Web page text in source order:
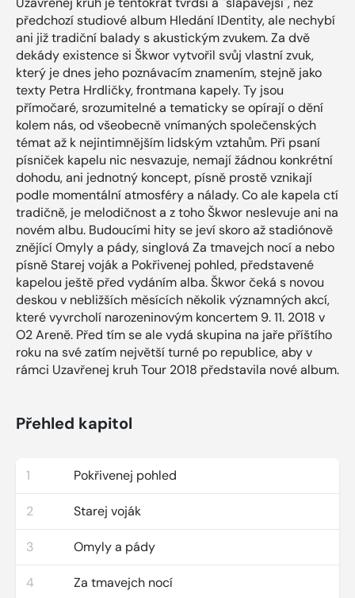
předchozí studiové album Hledání IDentity, ale nechybí
ani již tradiční balady s akustickým zvukem. Za dvě
dekády existence si Škwor vytvořil svůj vlastní zvuk,
který je dnes jeho poznávacím znamením, stejně jako
texty Petra Hrdličky, frontmana kapely. Ty jsou
přímočaré, srozumitelné a tematicky se opírají o dění
kolem nás, od všeobecně vnímaných společenských
témat až k nejintimnějším lidským vztahům. Při psaní
písniček kapelu nic nesvazuje, nemají žádnou konkrétní
dohodu, ani jednotný koncept, písně prostě vznikají
podle momentální atmosféry a nálady. Co ale kapela ctí
tradičně, je melodičnost a z toho Škwor neslevuje ani na
novém albu. Budoucími hity se jeví skoro až stadiónově
znějící Omyly a pády, singlová Za tmavejch nocí a nebo
písně Starej voják a Pokřivenej pohled, představené
kapelou ještě před vydáním alba. Škwor čeká s novou
deskou v nebližších měsících několik významných akcí,
které vyvrcholí narozeninovým koncertem 9. 11. 2018 v
O2 Areně. Před tím se ale vydá skupina na jaře příštího
roku na své zatím největší turné po republice, aby v
rámci Uzavřenej kruh Tour 2018 představila nové album.
Přehled kapitol
1 Pokřivenej pohled
2 Starej voják
3 Omyly a pády
4 Za tmavejch nocí